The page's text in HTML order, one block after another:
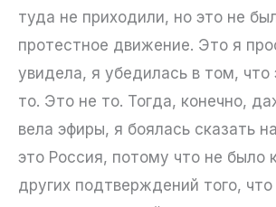
туда не приходили, но это не
протестное движение. Это я
увидела, я убедилась в том, что
то. Это не то. Тогда, конечно,
вела эфиры, я боялась сказать
это Россия, потому что не было
других подтверждений того,